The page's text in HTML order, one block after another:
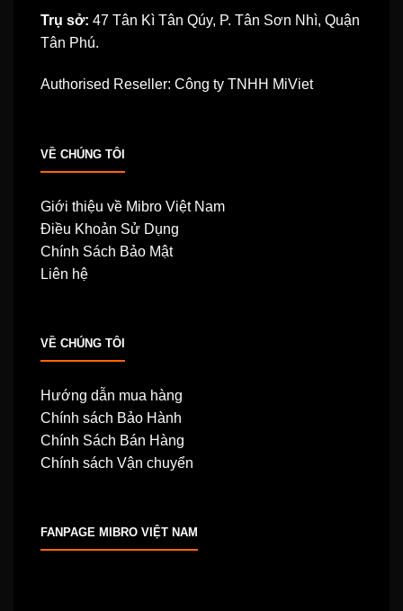
Trụ sở: 47 Tân Kì Tân Qúy, P. Tân Sơn Nhì, Quận
Tân Phú.
Authorised Reseller: Công ty TNHH MiViet
VỀ CHÚNG TÔI
Giới thiệu về Mibro Việt Nam
Điều Khoản Sử Dụng
Chính Sách Bảo Mật
Liên hệ
VỀ CHÚNG TÔI
Hướng dẫn mua hàng
Chính sách Bảo Hành
Chính Sách Bán Hàng
Chính sách Vận chuyển
FANPAGE MIBRO VIỆT NAM